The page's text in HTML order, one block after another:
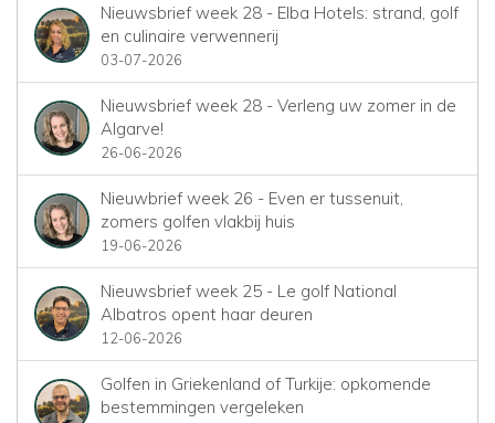
Nieuwsbrief week 28 - Elba Hotels: strand, golf
en culinaire verwennerij
03-07-2026
Nieuwsbrief week 28 - Verleng uw zomer in de
Algarve!
26-06-2026
Nieuwbrief week 26 - Even er tussenuit,
zomers golfen vlakbij huis
19-06-2026
Nieuwsbrief week 25 - Le golf National
Albatros opent haar deuren
12-06-2026
Golfen in Griekenland of Turkije: opkomende
bestemmingen vergeleken